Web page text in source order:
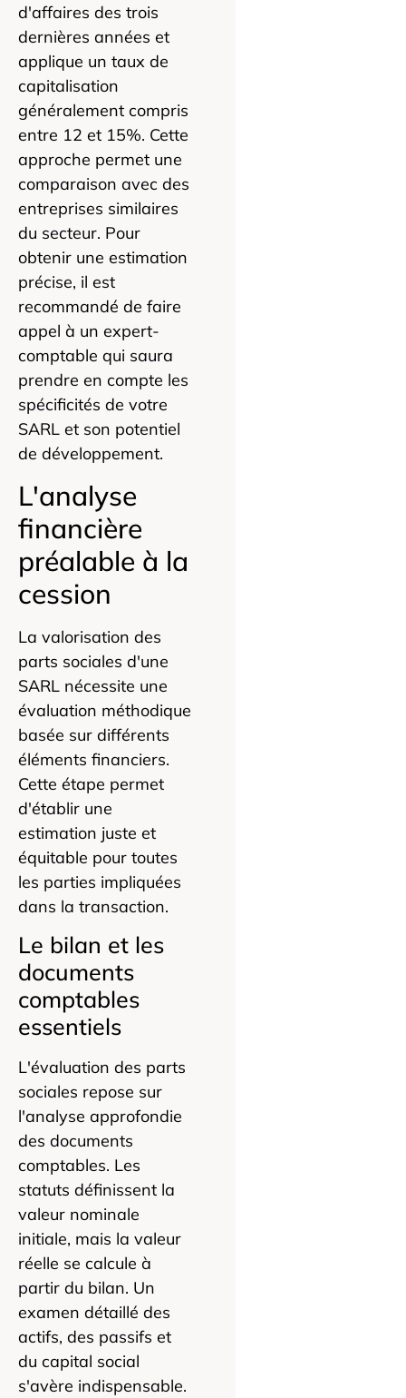
d'affaires des trois
dernières années et
applique un taux de
capitalisation
généralement compris
entre 12 et 15%. Cette
approche permet une
comparaison avec des
entreprises similaires
du secteur. Pour
obtenir une estimation
précise, il est
recommandé de faire
appel à un expert-
comptable qui saura
prendre en compte les
spécificités de votre
SARL et son potentiel
de développement.
L'analyse
financière
préalable à la
cession
La valorisation des
parts sociales d'une
SARL nécessite une
évaluation méthodique
basée sur différents
éléments financiers.
Cette étape permet
d'établir une
estimation juste et
équitable pour toutes
les parties impliquées
dans la transaction.
Le bilan et les
documents
comptables
essentiels
L'évaluation des parts
sociales repose sur
l'analyse approfondie
des documents
comptables. Les
statuts définissent la
valeur nominale
initiale, mais la valeur
réelle se calcule à
partir du bilan. Un
examen détaillé des
actifs, des passifs et
du capital social
s'avère indispensable.